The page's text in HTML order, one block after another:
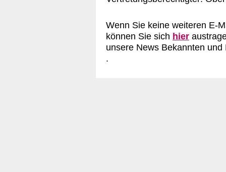
Wenn Sie keine weiteren E-
können Sie sich hier
unsere News Bekannten
.